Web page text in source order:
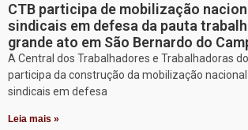
CTB participa de mobilização
sindicais em defesa da pauta
grande ato em São Bernardo do
A Central dos Trabalhadores e Trabalhadoras
participa da construção da mobilização
sindicais em defesa
Leia mais »